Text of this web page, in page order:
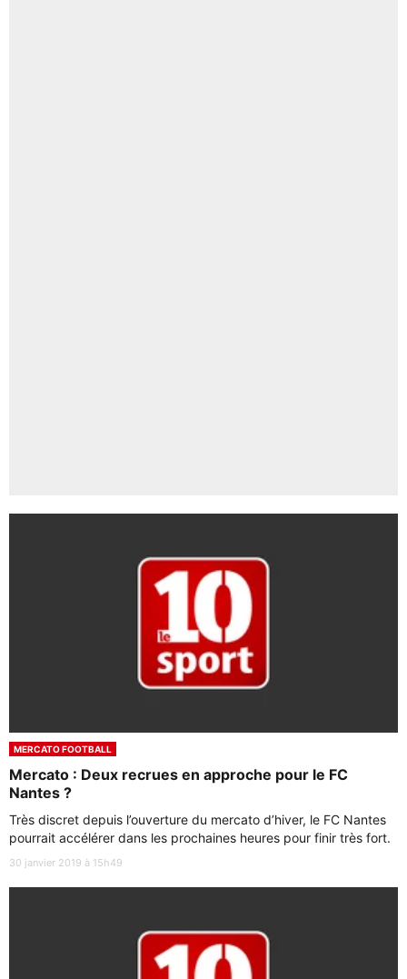
MERCATO FOOTBALL
Mercato : Deux recrues en approche pour le FC
Nantes ?
Très discret depuis l’ouverture du mercato d’hiver, le FC Nantes
pourrait accélérer dans les prochaines heures pour finir très fort.
30 janvier 2019 à 15h49